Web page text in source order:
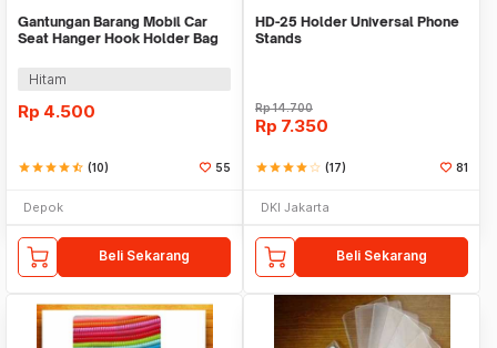
Gantungan Barang Mobil Car
Seat Hanger Hook Holder Bag
Hitam
Rp 4.500
starstarstarstarstar_half (10) 55
Depok
Beli Sekarang
HD-25 Holder Universal Phone
Stands
Rp14.700
Rp 7.350
starstarstarstarstar_border (17) 81
DKI Jakarta
Beli Sekarang